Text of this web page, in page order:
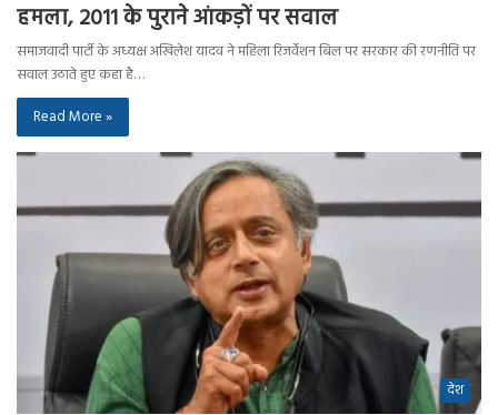
हमला, 2011 के पुराने आंकड़ों पर सवाल
समाजवादी पार्टी के अध्यक्ष अखिलेश यादव ने महिला रिजर्वेशन बिल पर सरकार की रणनीति पर
सवाल उठाते हुए कहा है…
Read More »
देश